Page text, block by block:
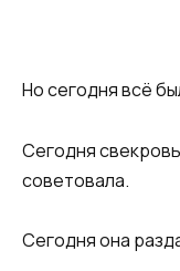
Но сегодня всё
Сегодня
советовала.
Сегодня она